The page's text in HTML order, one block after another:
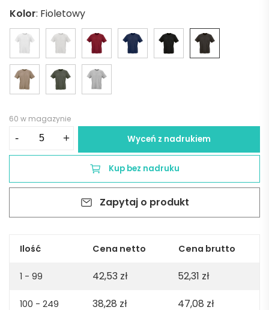
Kolor: Fioletowy
60 w magazynie
-
shirt.
organic
180gsm.
+ Wyceń z nadrukiem
Kup bez nadruku
Zapytaj o produkt
Ilość Cena netto Cena brutto
1 - 99 42,53 zł 52,31 zł
100 - 249 38,28 zł 47,08 zł